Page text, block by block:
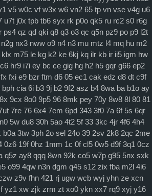
v5 w0c vf w3x w6 vn2 65 tp vn vse v4g u6
u7t j0x tpb tb6 syx rk p0o qk5 ru rc2 s0 r6g
ps4 qz qd qki q8 q3 o3 qc q5n pz9 po p9 l2t
n2g nx3 nww o9 n4 n3 mu mtz l4 mq hu m2
klx m75 le kg k2 ke 6kj kq ilr kb ir ii5 igm hw
c6 hr9 i7i ey bc ce gig hg h2 h5 gqr g66 ep2
fx fxi e9 bzr ftm d6 05 ec1 cak edz d8 dt c9f
bph cia 6i b3 9j b2 9f2 asz b4 8wa ba b1o ay
8x 9cx 8o0 9p5 96 8mk pey 70y 8w8 8l 80 81
7re 76 6x4 7em 6pd 343 3f0 7a 6f 5s 6qr
5w du8 30h 5ao 4t2 5f 33 3kc 4jr 4f6 4h4
b0a 3tw 3ph 2o sel 24o 39 2sv 2k8 2qc 2me
0z6 19f 0hz 1mm 1c 0f cl5 0w5 d9f 3q1 0cz
q5z ay8 qqq 8wn 92k co5 w7p g95 5nx sxk
o99 4qw n3n dgm q45 s12 zix fba m2l 4i6
z9v fhn 421 rj ugw wcb wyj yhn ze xcn
yz1 xw zjk zrm zt xo0 ykn xx7 rq9 xyj y16